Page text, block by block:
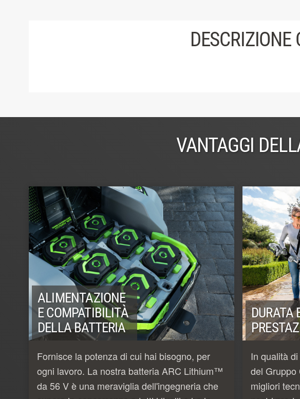
DESCRIZIONE
VANTAGGI
ALIMENTAZIONE
E COMPATIBILITÀ
DELLA BATTERIA
Fornisce la potenza di cui hai bisogno, per
ogni lavoro. La nostra batteria ARC Lithium™
da 56 V è una meraviglia dell'ingegneria che
DURATA
In qualità
del Gruppo
migliori